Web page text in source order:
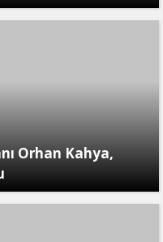
Orhan Kahya,